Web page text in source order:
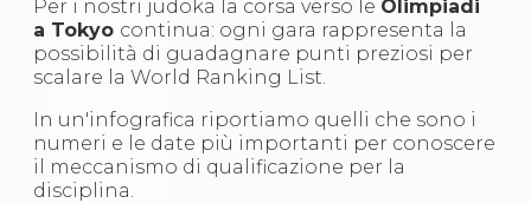
Per i nostri judoka la corsa verso le Olimpiadi
a Tokyo continua: ogni gara rappresenta la
possibilità di guadagnare punti preziosi per
scalare la World Ranking List.
In un'infografica riportiamo quelli che sono i
numeri e le date più importanti per conoscere
il meccanismo di qualificazione per la
disciplina.